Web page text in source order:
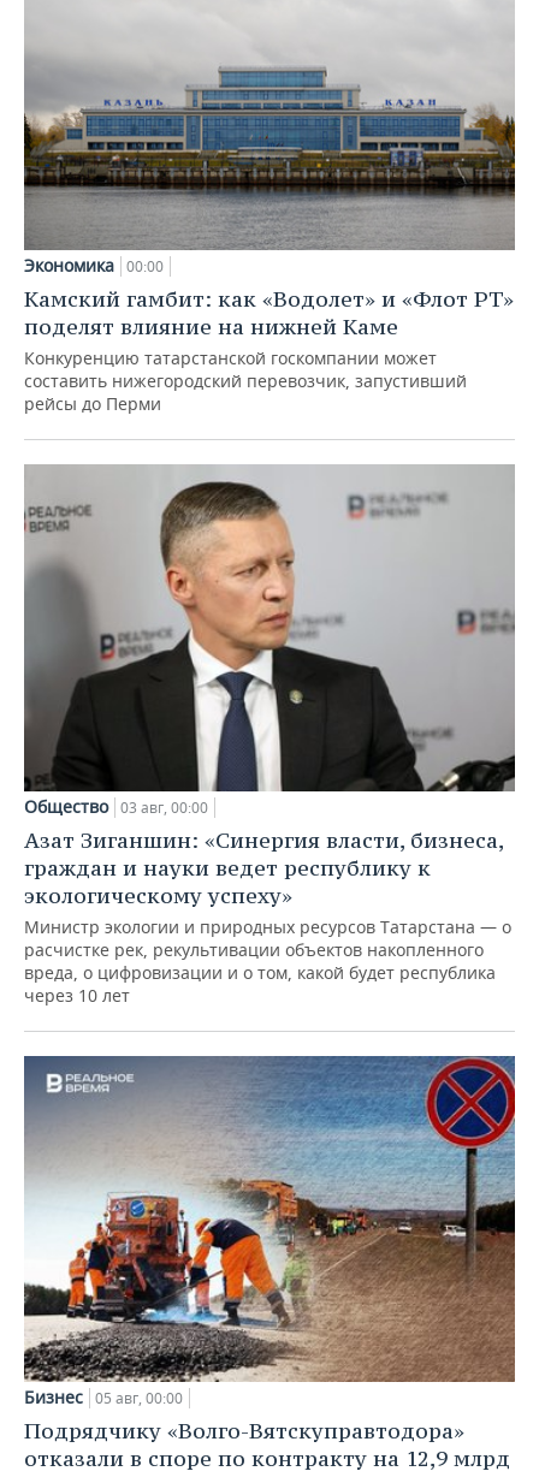
Экономика 00:00
Камский гамбит: как «Водолет» и «Флот РТ»
поделят влияние на нижней Каме
Конкуренцию татарстанской госкомпании может
составить нижегородский перевозчик, запустивший
рейсы до Перми
Общество 03 авг, 00:00
Азат Зиганшин: «Синергия власти, бизнеса,
граждан и науки ведет республику к
экологическому успеху»
Министр экологии и природных ресурсов Татарстана — о
расчистке рек, рекультивации объектов накопленного
вреда, о цифровизации и о том, какой будет республика
через 10 лет
Бизнес 05 авг, 00:00
Подрядчику «Волго-Вятскуправтодора»
отказали в споре по контракту на 12,9 млрд